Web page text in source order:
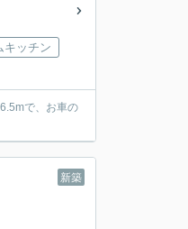
キッチン
で、お車の
新築